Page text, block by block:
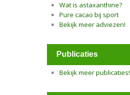
Wat is astaxanthine?
Pure cacao bij sport
Bekijk meer adviezen!
Publicaties
Bekijk meer publicaties!